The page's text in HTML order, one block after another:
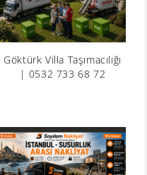
Göktürk Villa Taşımacılığı
| 0532 733 68 72